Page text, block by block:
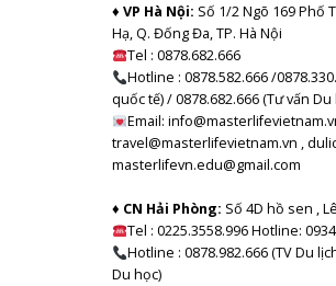
♦ VP Hà Nội: Số 1/2 Ngõ 169 Phố
Hạ, Q. Đống Đa, TP. Hà Nội
Tel :0878.682.666
Hotline : 0878.582.666 /
quốc tế) / 0878.682.666 (Tư vấn Du
Email:
travel@masterlifevietnam.vn ,
masterlifevn.edu@gmail.com
♦ CN Hải Phòng: Số 4D hồ sen ,
Tel : 0225.3558.996 Hotline:
Hotline : 0878.982.666 (TV Du
Du học)